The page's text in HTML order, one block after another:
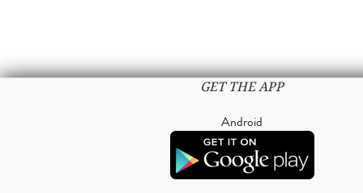
GET THE APP
Android